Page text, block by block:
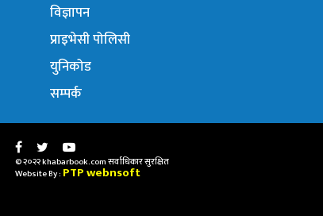
विज्ञापन
प्राइभेसी पोलिसी
युनिकोड
सम्पर्क
© २०२२ khabarbook.com सर्वाधिकार सुरक्षित
Website By : PTP webnsoft